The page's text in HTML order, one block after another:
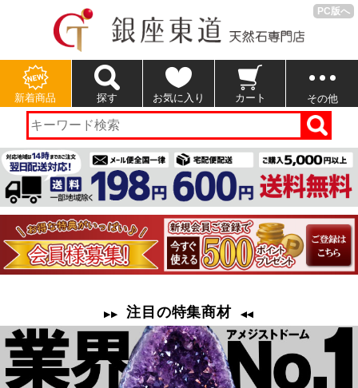
PC版へ
新着商品 探す お気に入り カート その他